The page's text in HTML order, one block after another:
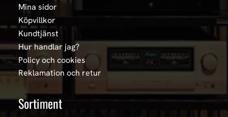
Mina sidor
Köpvillkor
Kundtjänst
Hur handlar jag?
Policy och cookies
Reklamation och retur
Sortiment